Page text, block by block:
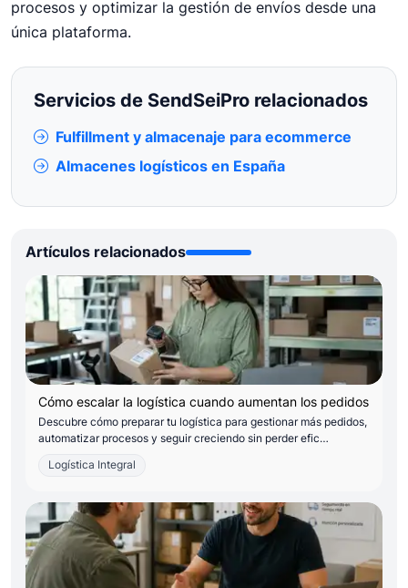
procesos y optimizar la gestión de envíos desde una
única plataforma.
Servicios de SendSeiPro relacionados
Fulfillment y almacenaje para ecommerce
Almacenes logísticos en España
Artículos relacionados
Cómo escalar la logística cuando aumentan los pedidos
Descubre cómo preparar tu logística para gestionar más pedidos,
automatizar procesos y seguir creciendo sin perder efic…
Logística Integral